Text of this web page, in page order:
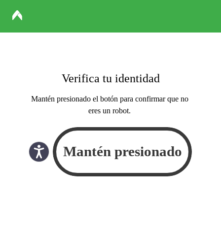
Verifica tu identidad
Mantén presionado el botón para confirmar que no
eres un robot.